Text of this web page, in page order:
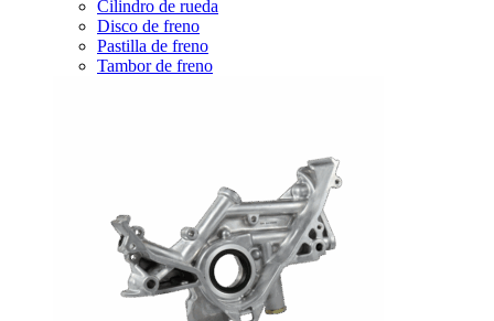
Cilindro de rueda
Disco de freno
Pastilla de freno
Tambor de freno